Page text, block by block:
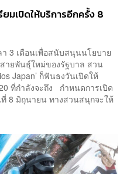
มเปิดให้บริการอีกครั้ง 8
3 เดือนเพื่อสนับสนุนนโยบาย
ายพันธุ์ใหม่ของรัฐบาล สวน
Japan’ ก็ฟันธงวันเปิดให้
ที่กำลังจะถึง กำหนดการเปิด
8 มิถุนายน ทางสวนสนุกจะให้